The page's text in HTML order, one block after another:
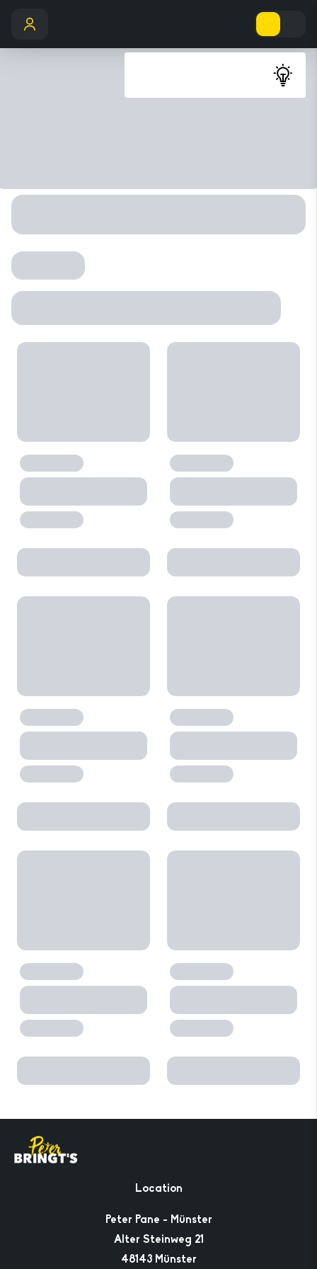
Location
Peter Pane - Münster
Alter Steinweg 21
48143 Münster